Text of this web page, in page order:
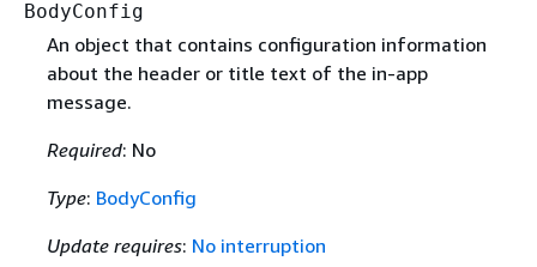
BodyConfig
An object that contains configuration information
about the header or title text of the in-app
message.
Required: No
Type: BodyConfig
Update requires: No interruption